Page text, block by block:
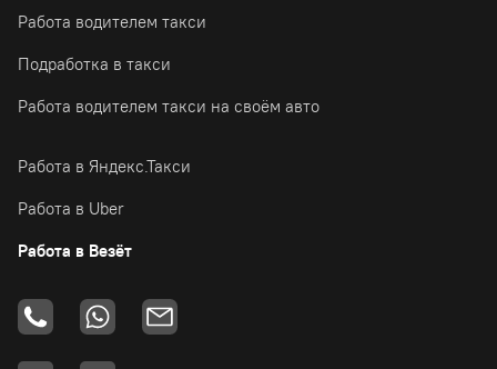
Работа водителем такси
Подработка в такси
Работа водителем такси на своём авто
Работа в Яндекс.Такси
Работа в Uber
Работа в Везёт